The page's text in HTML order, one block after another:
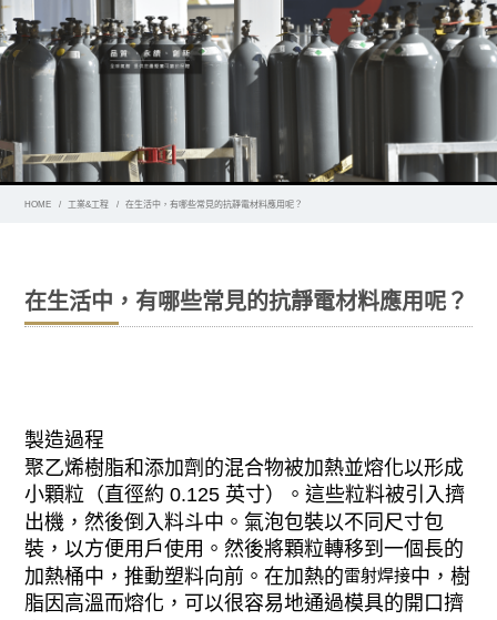
HOME 工業&工程 在生活中，有哪些常見的抗靜電材料應用呢？
在生活中，有哪些常見的抗靜電材料應用呢？
製造過程
聚乙烯樹脂和添加劑的混合物被加熱並熔化以形成
小顆粒（直徑約 0.125 英寸）。這些粒料被引入擠
出機，然後倒入料斗中。氣泡包裝以不同尺寸包
裝，以方便用戶使用。然後將顆粒轉移到一個長的
加熱桶中，推動塑料向前。在加熱的雷射焊接中，樹
脂因高溫而熔化，可以很容易地通過模具的開口擠